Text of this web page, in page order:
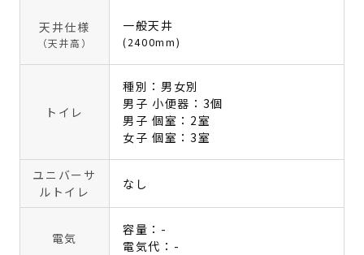
天井仕様
（天井高）
一般天井
(2400mm)
トイレ
種別：男女別
男子 小便器：3個
男子 個室：2室
女子 個室：3室
ユニバーサ
ルトイレ
なし
電気
容量：-
電気代：-